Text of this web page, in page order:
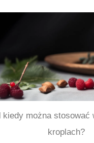
kiedy można stosować
kroplach?